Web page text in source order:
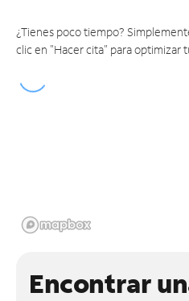
¿Tienes poco tiempo?
clic en "Hacer cita" para optimizar
Encontrar